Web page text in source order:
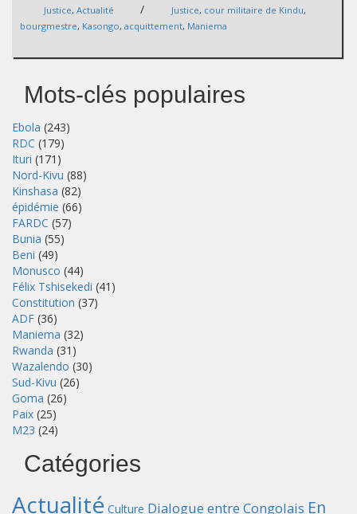
Justice, Actualité / Justice, cour militaire de Kindu,
bourgmestre, Kasongo, acquittement, Maniema
Mots-clés populaires
Ebola (243)
RDC (179)
Ituri (171)
Nord-Kivu (88)
Kinshasa (82)
épidémie (66)
FARDC (57)
Bunia (55)
Beni (49)
Monusco (44)
Félix Tshisekedi (41)
Constitution (37)
ADF (36)
Maniema (32)
Rwanda (31)
Wazalendo (30)
Sud-Kivu (26)
Goma (26)
Paix (25)
M23 (24)
Catégories
Actualité Culture Dialogue entre Congolais En